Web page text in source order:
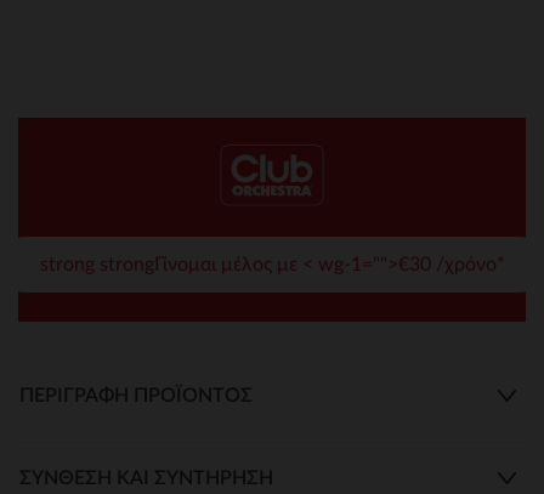
strong strongΓίνομαι μέλος με < wg-1="">€30 /χρόνο*
ΠΕΡΙΓΡΑΦΉ ΠΡΟΪΌΝΤΟΣ
ΣΎΝΘΕΣΗ ΚΑΙ ΣΥΝΤΉΡΗΣΗ